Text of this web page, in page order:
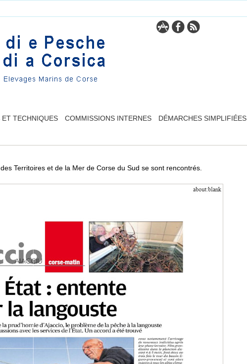
ET TECHNIQUES COMMISSIONS INTERNES DÉMARCHES SIMPLIFIÉES
Territoires et de la Mer de Corse du Sud se sont rencontrés.